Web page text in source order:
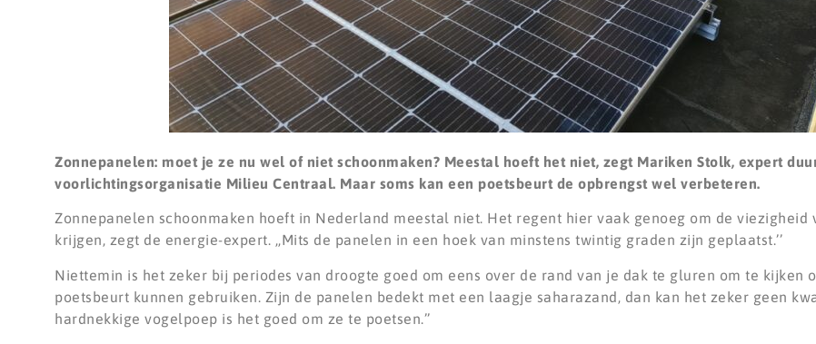
Zonnepanelen: moet je ze nu wel of niet schoonmaken? Meestal hoeft het niet, zegt Mariken Stolk, expert
voorlichtingsorganisatie Milieu Centraal. Maar soms kan een poetsbeurt de opbrengst wel verbeteren.
Zonnepanelen schoonmaken hoeft in Nederland meestal niet. Het regent hier vaak genoeg om de viezigheid
krijgen, zegt de energie-expert. ,,Mits de panelen in een hoek van minstens twintig graden zijn geplaatst.’’
Niettemin is het zeker bij periodes van droogte goed om eens over de rand van je dak te gluren om te kijken
poetsbeurt kunnen gebruiken. Zijn de panelen bedekt met een laagje saharazand, dan kan het zeker geen
hardnekkige vogelpoep is het goed om ze te poetsen.’’